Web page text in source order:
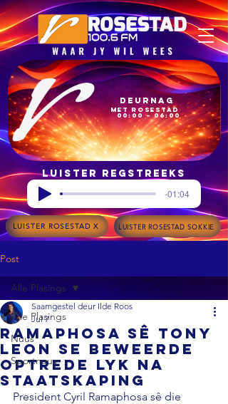
00:00 – 06:00
met Rosestad
Deurnag
Luister regstreeks
-01:04
LUISTER ROSESTAD X LUISTER ROSESTAD SOKKIE
Post
Alle Plasings
Nuus
Sportnuus
Alle Plasings
Ramaphosa sê Tony
Leon se beweerde
optrede lyk na
staatskaping
Saamgestel deur Ilde Roos
Jul 7
President Cyril Ramaphosa sê die